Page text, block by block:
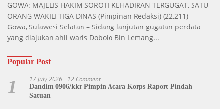
GOWA: MAJELIS HAKIM SOROTI KEHADIRAN TERGUGAT, SATU
ORANG WAKILI TIGA DINAS (Pimpinan Redaksi) (22,211)
Gowa, Sulawesi Selatan – Sidang lanjutan gugatan perdata
yang diajukan ahli waris Dobolo Bin Lemang...
Popular Post
1 17 July 2026 12 Comment
Dandim 0906/kkr Pimpin Acara Korps Raport Pindah
Satuan